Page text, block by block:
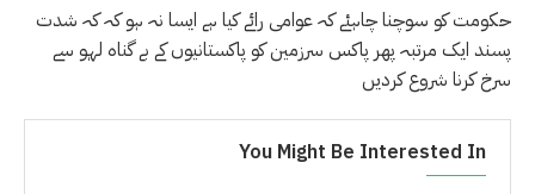
حکومت کو سوچنا چاہئے کہ عوامی رائے کیا ہے ایسا نہ ہو کہ کہ شدت
پسند ایک مرتبہ پھر پاکس سرزمین کو پاکستانیوں کے بے گناہ لہو سے
سرخ کرنا شروع کردیں
You Might Be Interested In